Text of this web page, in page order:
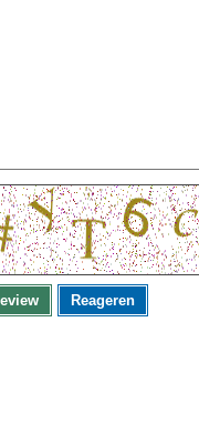
Reageren